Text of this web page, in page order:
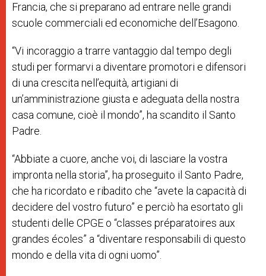
Francia, che si preparano ad entrare nelle grandi
scuole commerciali ed economiche dell’Esagono.
“Vi incoraggio a trarre vantaggio dal tempo degli
studi per formarvi a diventare promotori e difensori
di una crescita nell’equità, artigiani di
un’amministrazione giusta e adeguata della nostra
casa comune, cioè il mondo”, ha scandito il Santo
Padre.
“Abbiate a cuore, anche voi, di lasciare la vostra
impronta nella storia”, ha proseguito il Santo Padre,
che ha ricordato e ribadito che “avete la capacità di
decidere del vostro futuro” e perciò ha esortato gli
studenti delle CPGE o “classes préparatoires aux
grandes écoles” a “diventare responsabili di questo
mondo e della vita di ogni uomo”.